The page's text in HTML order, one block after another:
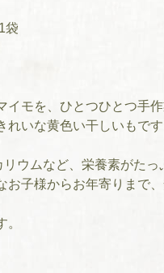
袋
モを、ひとつひとつ手
いな黄色い干しいもです
ウムなど、栄養素がたっ
子様からお年寄りまで